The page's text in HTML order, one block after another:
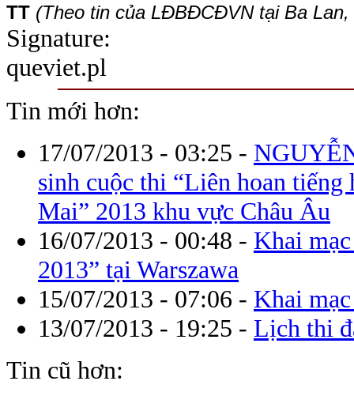
TT (Theo tin của LĐBĐCĐVN tại Ba
Signature:
queviet.pl
Tin mới hơn:
17/07/2013 - 03:25 -
sinh cuộc thi “Liên hoan tiếng
Mai” 2013 khu vực Châu Âu
16/07/2013 - 00:48 - Khai
2013” tại Warszawa
15/07/2013 - 07:06 - Khai
13/07/2013 - 19:25 - Lịch thi
Tin cũ hơn: